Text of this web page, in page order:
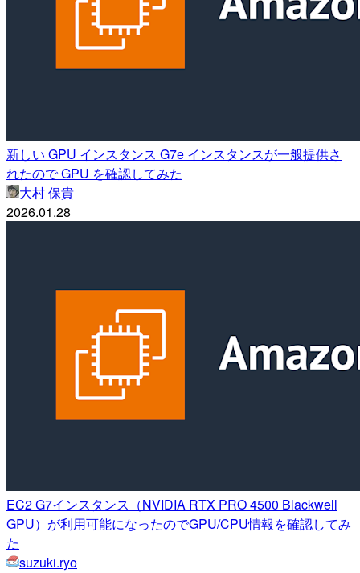
新しい GPU インスタンス G7e インスタンスが一般提供さ
れたので GPU を確認してみた
大村 保貴
2026.01.28
EC2 G7インスタンス（NVIDIA RTX PRO 4500 Blackwell
GPU）が利用可能になったのでGPU/CPU情報を確認してみ
た
suzuki.ryo